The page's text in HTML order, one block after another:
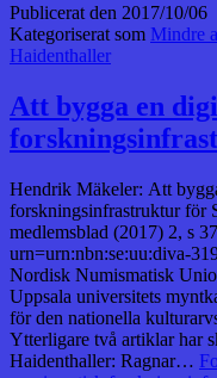
Publicerat den 2017/10/06
Kategoriserat som Mindre
Haidenthaller
Att bygga en
Hendrik Mäkeler: Att
forskningsinfrastruktur för
medlemsblad (2017) 2, s
urn=urn:nbn:se:uu:diva-
Nordisk Numismatisk
Uppsala universitets
för den nationella
Ytterligare två artiklar har
Haidenthaller: Ragnar…